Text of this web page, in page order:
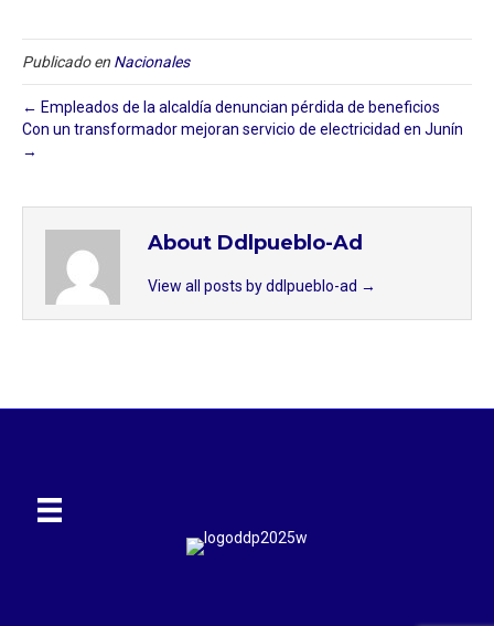
Publicado en Nacionales
← Empleados de la alcaldía denuncian pérdida de beneficios
Con un transformador mejoran servicio de electricidad en Junín
→
About Ddlpueblo-Ad
View all posts by ddlpueblo-ad →